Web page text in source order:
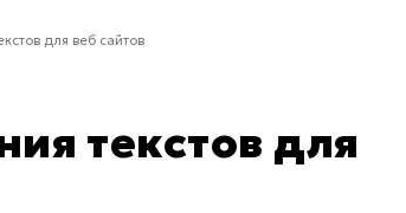
для веб сайтов
текстов для